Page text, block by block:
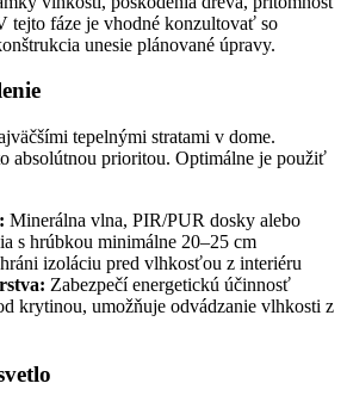
tejto fáze je vhodné konzultovať so
unesie plánované úpravy.
tepelnými stratami v dome.
absolútnou prioritou. Optimálne je použiť
Minerálna vlna, PIR/PUR dosky alebo
s hrúbkou minimálne 20–25 cm
izoláciu pred vlhkosťou z interiéru
Zabezpečí energetickú účinnosť
krytinou, umožňuje odvádzanie vlhkosti z